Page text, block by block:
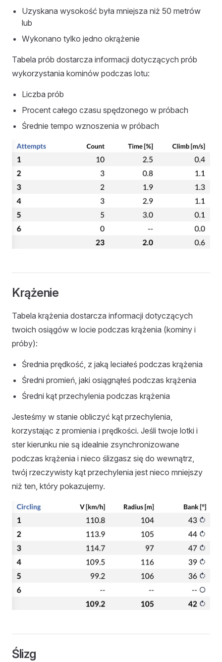
Uzyskana wysokość była mniejsza niż 50 metrów
lub
Wykonano tylko jedno okrążenie
Tabela prób dostarcza informacji dotyczących prób
wykorzystania kominów podczas lotu:
Liczba prób
Procent całego czasu spędzonego w próbach
Średnie tempo wznoszenia w próbach
Krążenie
Tabela krążenia dostarcza informacji dotyczących
twoich osiągów w locie podczas krążenia (kominy i
próby):
Średnia prędkość, z jaką leciałeś podczas krążenia
Średni promień, jaki osiągnąłeś podczas krążenia
Średni kąt przechylenia podczas krążenia
Jesteśmy w stanie obliczyć kąt przechylenia,
korzystając z promienia i prędkości. Jeśli twoje lotki i
ster kierunku nie są idealnie zsynchronizowane
podczas krążenia i nieco ślizgasz się do wewnątrz,
twój rzeczywisty kąt przechylenia jest nieco mniejszy
niż ten, który pokazujemy.
Ślizg